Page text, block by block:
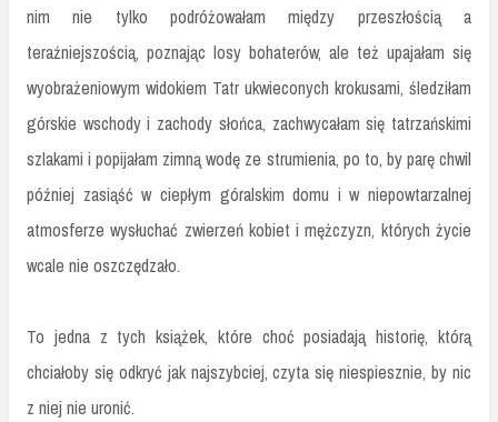
nim nie tylko podróżowałam między przeszłością a
teraźniejszością, poznając losy bohaterów, ale też upajałam się
wyobrażeniowym widokiem Tatr ukwieconych krokusami, śledziłam
górskie wschody i zachody słońca, zachwycałam się tatrzańskimi
szlakami i popijałam zimną wodę ze strumienia, po to, by parę chwil
później zasiąść w ciepłym góralskim domu i w niepowtarzalnej
atmosferze wysłuchać zwierzeń kobiet i mężczyzn, których życie
wcale nie oszczędzało.
To jedna z tych książek, które choć posiadają historię, którą
chciałoby się odkryć jak najszybciej, czyta się niespiesznie, by nic
z niej nie uronić.